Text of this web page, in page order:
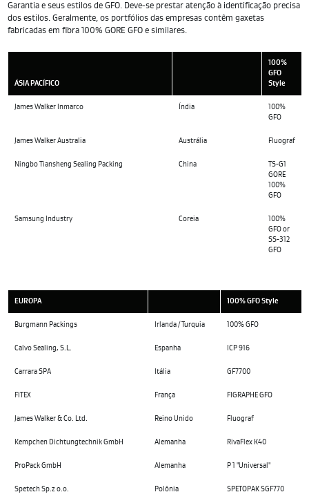
Garantia e seus estilos de GFO. Deve-se prestar atenção à identificação precisa
dos estilos. Geralmente, os portfólios das empresas contêm gaxetas
fabricadas em fibra 100% GORE GFO e similares.
ÁSIA PACÍFICO
100%
GFO
Style
James Walker Inmarco Índia
100%
GFO
James Walker Australia Austrália Fluograf
Ningbo Tiansheng Sealing Packing China
TS-G1
GORE
100%
GFO
Samsung Industry Coreia
100%
GFO or
SS-312
GFO
EUROPA 100% GFO Style
Burgmann Packings Irlanda / Turquia 100% GFO
Calvo Sealing, S.L. Espanha ICP 916
Carrara SPA Itália GF7700
FITEX França FIGRAPHE GFO
James Walker & Co. Ltd. Reino Unido Fluograf
Kempchen Dichtungtechnik GmbH Alemanha RivaFlex K40
ProPack GmbH Alemanha P 1 "Universal"
Spetech Sp.z o.o. Polônia SPETOPAK SGF770